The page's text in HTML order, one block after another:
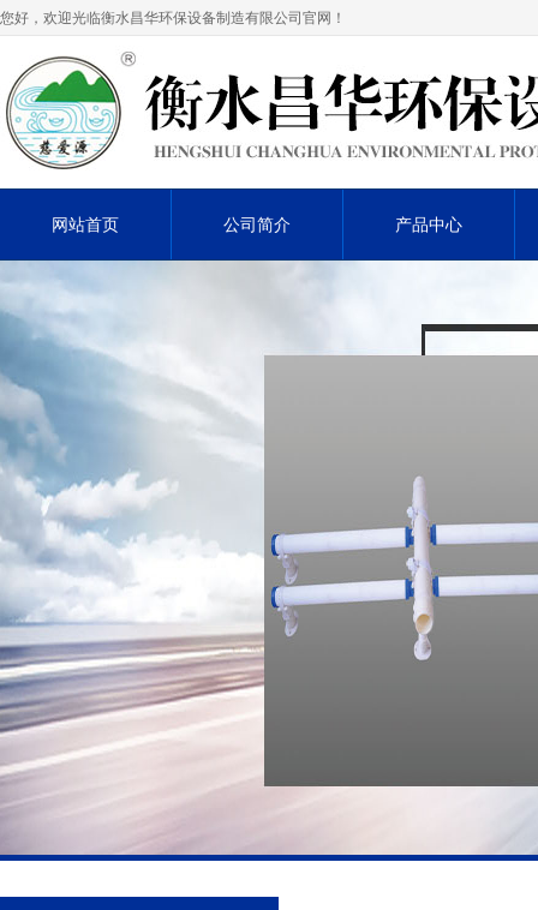
您好，欢迎光临衡水昌华环保设备制造有限公司官网！
网站首页 公司简介 产品中心